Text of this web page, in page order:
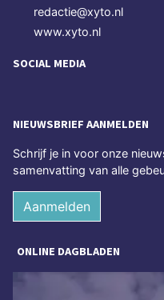
redactie@xyto.nl
www.xyto.nl
SOCIAL MEDIA
NIEUWSBRIEF AANMELDEN
Schrijf je in voor onze
samenvatting van alle
Aanmelden
ONLINE DAGBLADEN